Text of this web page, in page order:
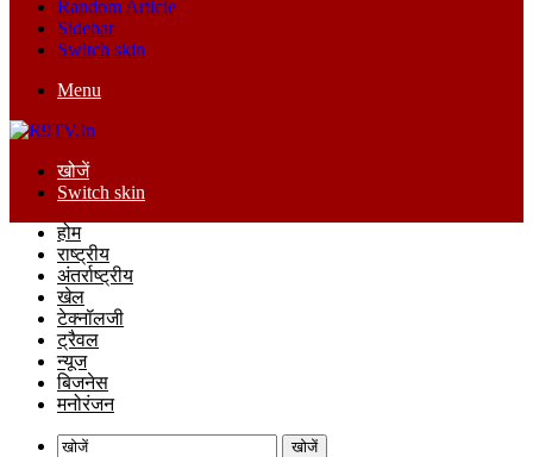
Random Article
Sidebar
Switch skin
Menu
खोजें
Switch skin
होम
राष्ट्रीय
अंतर्राष्ट्रीय
खेल
टेक्नॉलजी
ट्रैवल
न्यूज
बिजनेस
मनोरंजन
खोजें